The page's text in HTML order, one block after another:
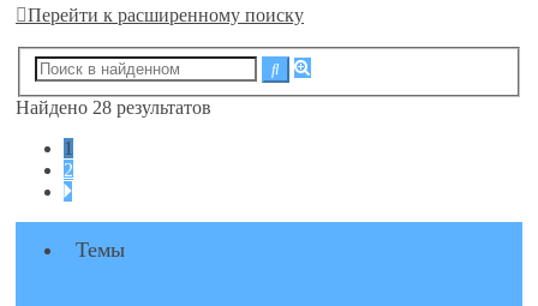
Перейти к расширенному поиску
Поиск
Найдено 28 результатов
1
2
След.
Темы